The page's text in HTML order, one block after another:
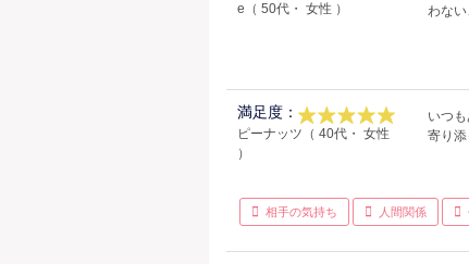
e（ 50代・ 女性 ）
わない
満足度：
ピーナッツ（ 40代・ 女性
）
いつも
寄り添
相手の気持ち 人間関係